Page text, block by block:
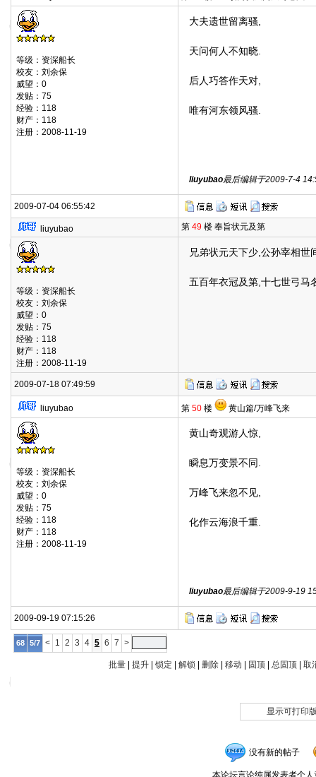
等级：资深船长
校友：刘余保
威望：0
发贴：75
经验：118
财产：118
注册：2008-11-19
大夫遗世留离骚,
天问何人不知晓.
后人巧答作天对,
唯有河东领风骚.
liuyubao最后编辑于2009-7-4
2009-07-04 06:55:42
liuyubao 第 49 楼 奉旨状元及第
等级：资深船长
校友：刘余保
威望：0
发贴：75
经验：118
财产：118
注册：2008-11-19
兄弟状元天下少,公孙宰相世
五百年衣冠及第,十七世弓马
2009-07-18 07:49:59
liuyubao 第 50 楼 黄山篇/万峰飞来
等级：资深船长
校友：刘余保
威望：0
发贴：75
经验：118
财产：118
注册：2008-11-19
黄山奇观游人惊,
瞬息万变景不同.
万峰飞来忽不见,
化作云海浪千重.
liuyubao最后编辑于2009-9-19
2009-09-19 07:15:26
68 5/7 < 1 2 3 4 5 6 7 >
批量 提升 锁定 解锁 删除 移动 固顶 总固顶 取
显示可打印
没有新的帖子
本论坛言论纯属发表者个